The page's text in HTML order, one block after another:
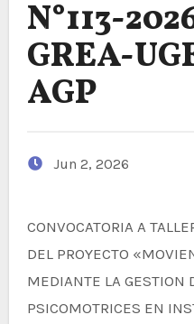
N°113-
GREA-
AGP
Jun 2, 2026
CONVOCATORIA A TALLER DE PSICOMOTRICIDAD
DEL PROYECTO
MEDIANTE LA GESTION
PSICOMOTRICES EN